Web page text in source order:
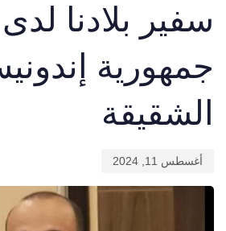
سفير بلادنا لدى
جمهورية
الشقيقة
أغسطس 11, 2024